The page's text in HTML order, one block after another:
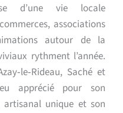
d’une vie locale
associations
autour de la
rythment l’année.
Saché et
apprécié pour son
unique et son